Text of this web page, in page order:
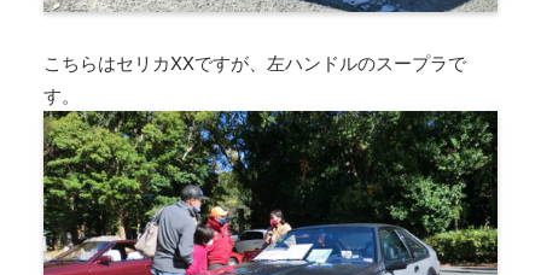
こちらはセリカXXですが、左ハンドルのスープラで
す。